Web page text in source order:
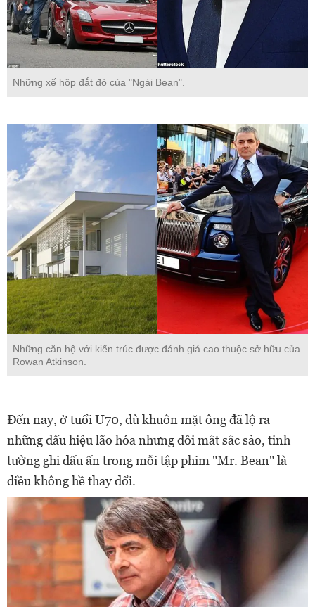
Những xế hộp đắt đỏ của "Ngài Bean".
Những căn hộ với kiến trúc được đánh giá cao thuộc sở hữu của
Rowan Atkinson.
Đến nay, ở tuổi U70, dù khuôn mặt ông đã lộ ra
những dấu hiệu lão hóa nhưng đôi mắt sắc sảo, tinh
tường ghi dấu ấn trong mỗi tập phim "Mr. Bean" là
điều không hề thay đổi.